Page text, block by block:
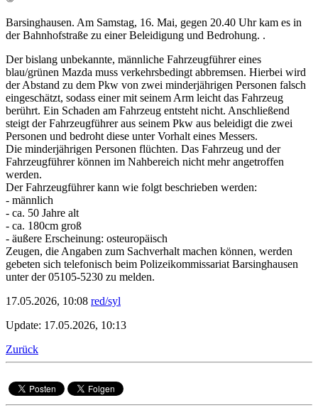
Barsinghausen. Am Samstag, 16. Mai, gegen 20.40 Uhr kam es in
der Bahnhofstraße zu einer Beleidigung und Bedrohung. .
Der bislang unbekannte, männliche Fahrzeugführer eines
blau/grünen Mazda muss verkehrsbedingt abbremsen. Hierbei wird
der Abstand zu dem Pkw von zwei minderjährigen Personen falsch
eingeschätzt, sodass einer mit seinem Arm leicht das Fahrzeug
berührt. Ein Schaden am Fahrzeug entsteht nicht. Anschließend
steigt der Fahrzeugführer aus seinem Pkw aus beleidigt die zwei
Personen und bedroht diese unter Vorhalt eines Messers.
Die minderjährigen Personen flüchten. Das Fahrzeug und der
Fahrzeugführer können im Nahbereich nicht mehr angetroffen
werden.
Der Fahrzeugführer kann wie folgt beschrieben werden:
- männlich
- ca. 50 Jahre alt
- ca. 180cm groß
- äußere Erscheinung: osteuropäisch
Zeugen, die Angaben zum Sachverhalt machen können, werden
gebeten sich telefonisch beim Polizeikommissariat Barsinghausen
unter der 05105-5230 zu melden.
17.05.2026, 10:08 red/syl
Update: 17.05.2026, 10:13
Zurück